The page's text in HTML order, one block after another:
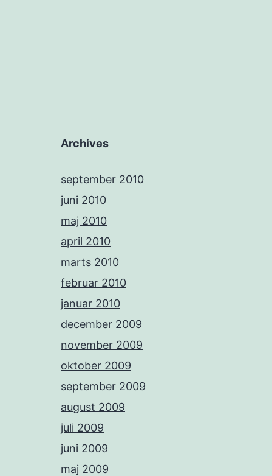
Archives
september 2010
juni 2010
maj 2010
april 2010
marts 2010
februar 2010
januar 2010
december 2009
november 2009
oktober 2009
september 2009
august 2009
juli 2009
juni 2009
maj 2009